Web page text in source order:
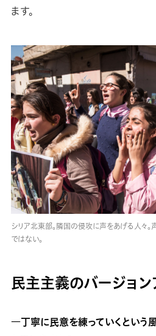
ます。
シリア北東部。隣国の侵攻に声をあげる人々
ではない。
民主主義のバージョン
―丁寧に民意を練っていくという